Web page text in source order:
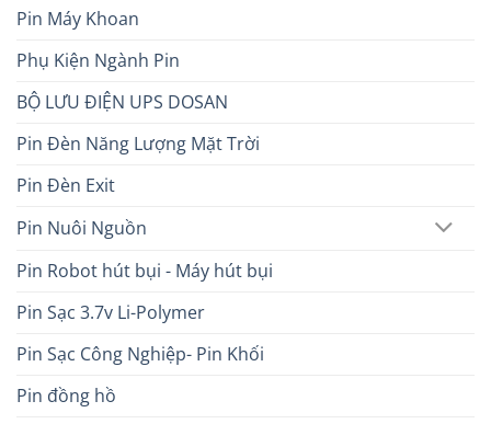
Pin Máy Khoan
Phụ Kiện Ngành Pin
BỘ LƯU ĐIỆN UPS DOSAN
Pin Đèn Năng Lượng Mặt Trời
Pin Đèn Exit
Pin Nuôi Nguồn
Pin Robot hút bụi - Máy hút bụi
Pin Sạc 3.7v Li-Polymer
Pin Sạc Công Nghiệp- Pin Khối
Pin đồng hồ